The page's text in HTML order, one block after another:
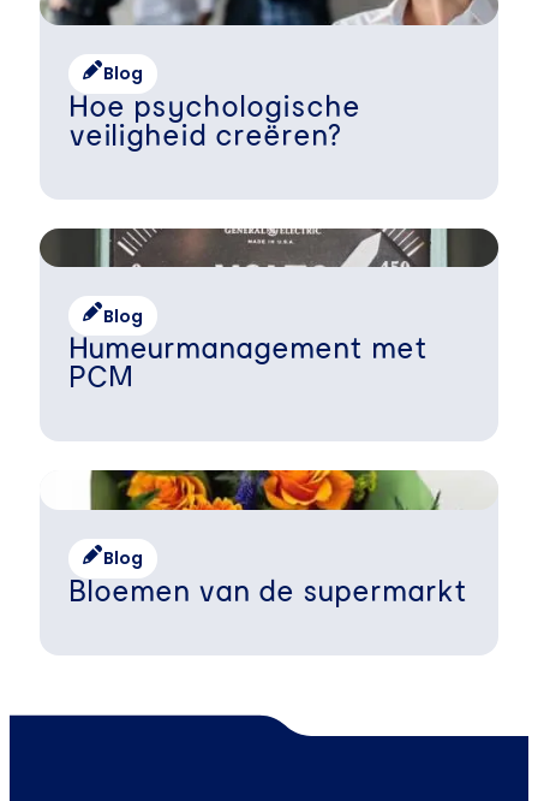
Blog
Hoe psychologische
veiligheid creëren?
Blog
Humeurmanagement met
PCM
Blog
Bloemen van de supermarkt